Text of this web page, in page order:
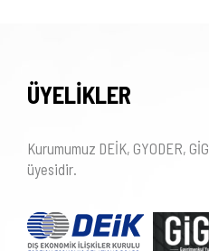
ÜYELİKLER
Kurumumuz DEİK, GYODER,
üyesidir.